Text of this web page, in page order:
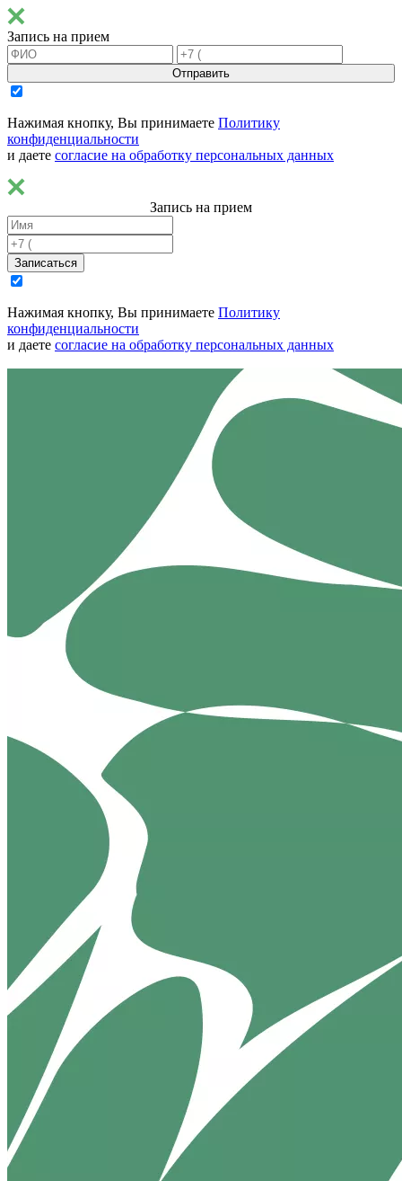
Запись на прием
Отправить
Нажимая кнопку, Вы принимаете Политику
конфиденциальности
и даете согласие на обработку персональных данных
Запись на прием
Записаться
Нажимая кнопку, Вы принимаете Политику
конфиденциальности
и даете согласие на обработку персональных данных